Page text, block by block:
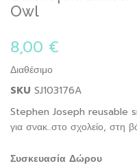
Owl
8,00 €
Διαθέσιμο
SKU SJ103176A
Stephen Joseph reusable
για σνακ..στο σχολείο, στη
Συσκευασία Δώρου
to
the
of
images
gallery